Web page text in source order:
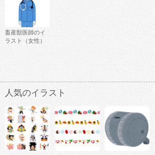
畜産獣医師のイ
ラスト（女性）
人気のイラスト